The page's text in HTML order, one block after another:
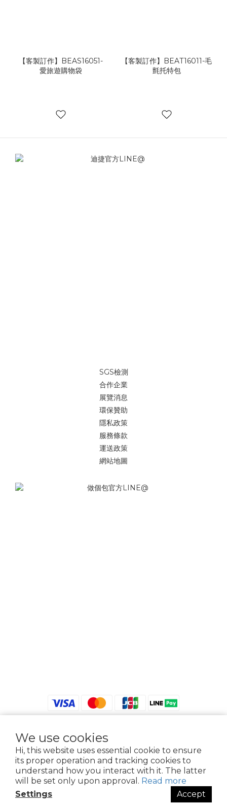
We use cookies
Hi, this website uses essential cookie to ensure
its proper operation and tracking cookies to
understand how you interact with it. The latter
will be set only upon approval. Read more
Settings
Accept
【客製訂作】BEAS16051-
愛旅遊購物袋
【客製訂作】BEAT16011-毛
氈托特包
SGS檢測
合作企業
展覽消息
環保贊助
隱私政策
服務條款
運送政策
網站地圖
$ TWD English
2021 © iGreenbag | DoaBag | Working Hrs 8:30 - 18:00｜新北市新莊區中正路
659-5號3樓 | 02-2903-8800 | 統編 : 28396448 (唯一統編無關係企業)